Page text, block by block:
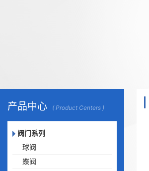
产品中心 ( Product Centers )
阀门系列
球阀
蝶阀